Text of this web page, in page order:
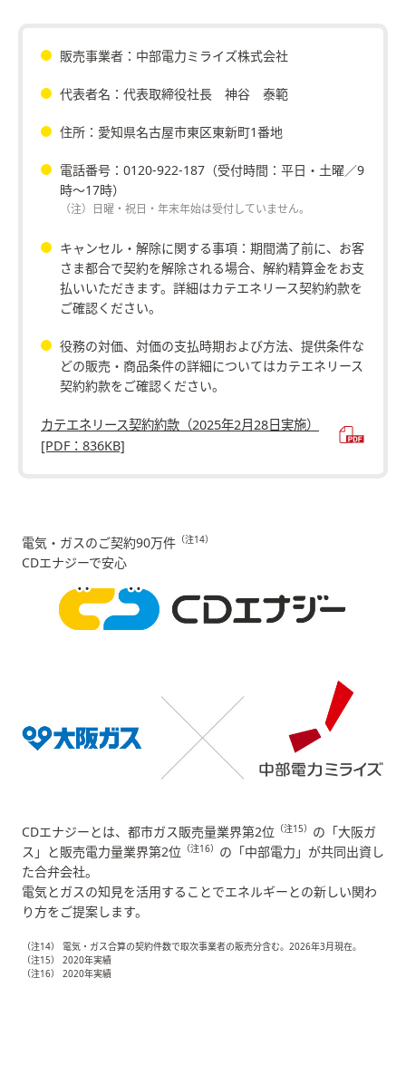
販売事業者：中部電力ミライズ株式会社
代表者名：代表取締役社長 神谷 泰範
住所：愛知県名古屋市東区東新町1番地
電話番号：0120-922-187（受付時間：平日・土曜／9
時～17時）
（注）日曜・祝日・年末年始は受付していません。
キャンセル・解除に関する事項：期間満了前に、お客
さま都合で契約を解除される場合、解約精算金をお支
払いいただきます。詳細はカテエネリース契約約款を
ご確認ください。
役務の対価、対価の支払時期および方法、提供条件な
どの販売・商品条件の詳細についてはカテエネリース
契約約款をご確認ください。
カテエネリース契約約款（2025年2月28日実施）
[PDF：836KB]
電気・ガスのご契約90万件 （注14）
CDエナジーで安心
CDエナジーとは、都市ガス販売量業界第2位（注15） の「大阪ガ
ス」と販売電力量業界第2位（注16） の「中部電力」が共同出資し
た合弁会社。
電気とガスの知見を活用することでエネルギーとの新しい関わ
り方をご提案します。
（注14） 電気・ガス合算の契約件数で取次事業者の販売分含む。2026年3月現在。
（注15） 2020年実績
（注16） 2020年実績